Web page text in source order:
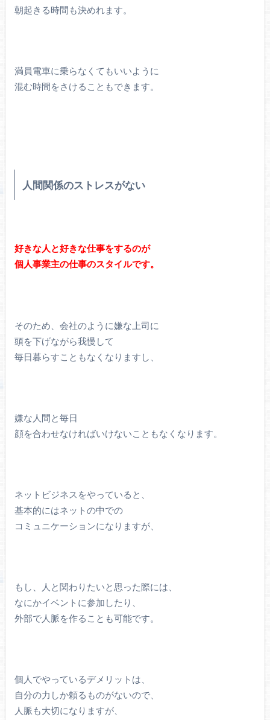
朝起きる時間も決めれます。
満員電車に乗らなくてもいいように
混む時間をさけることもできます。
人間関係のストレスがない
好きな人と好きな仕事をするのが
個人事業主の仕事のスタイルです。
そのため、会社のように嫌な上司に
頭を下げながら我慢して
毎日暮らすこともなくなりますし、
嫌な人間と毎日
顔を合わせなければいけないこともなくなります。
ネットビジネスをやっていると、
基本的にはネットの中での
コミュニケーションになりますが、
もし、人と関わりたいと思った際には、
なにかイベントに参加したり、
外部で人脈を作ることも可能です。
個人でやっているデメリットは、
自分の力しか頼るものがないので、
人脈も大切になりますが、